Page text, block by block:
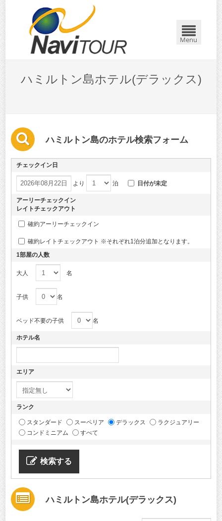
Menu
ハミルトン島ホテル(デラックス)
ハミルトン島のホテル検索フォーム
チェックイン日
より 泊 日付が未定
アーリーチェックイン
レイトチェックアウト
確約アーリーチェックイン
確約レイトチェックアウト ※それぞれ1泊分追加となります。
1部屋の人数
大人 名
子供 名
ベッド不要の子供 名
ホテル名
エリア
ランク
スタンダード スーペリア デラックス
ラクジュアリー
コンドミニアム
すべて
検索する
ハミルトン島ホテル(デラックス)